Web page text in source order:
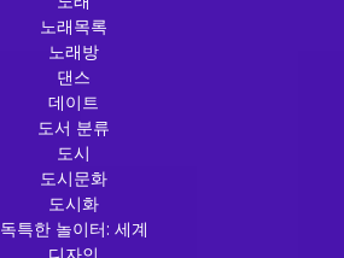
노래목록
노래방
댄스
데이트
도서 분류
도시
도시문화
도시화
독특한 놀이터: 세계